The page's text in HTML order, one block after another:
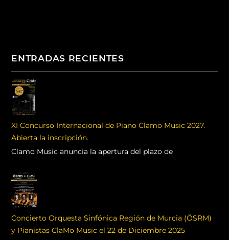
ENTRADAS RECIENTES
XI Concurso Internacional de Piano Clamo Music 2027.
Abierta la inscripción.
Clamo Music anuncia la apertura del plazo de
Concierto Orquesta Sinfónica Región de Murcia (ÖSRM)
y Pianistas ClaMo Music el 22 de Diciembre 2025